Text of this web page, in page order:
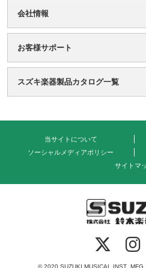
会社情報
お客様サポート
スズキ楽器製品カタログ一覧
当サイトについて
ソーシャルメディアポリシー
サイトマ
© 2020 SUZUKI MUSICAL INST